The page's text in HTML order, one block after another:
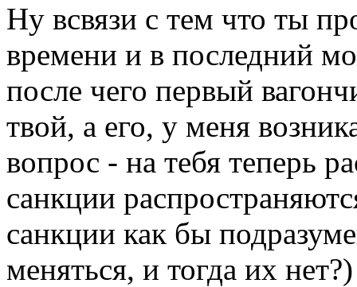
Ну всвязи с тем что ты
времени и в последний
после чего первый
твой, а его, у меня
вопрос - на тебя теперь
санкции
санкции как бы
меняться, и тогда их нет?)